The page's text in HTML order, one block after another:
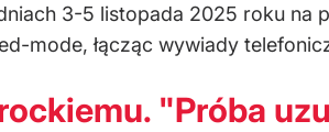
3-5 listopada 2025 roku na
mode, łącząc wywiady
"Próba